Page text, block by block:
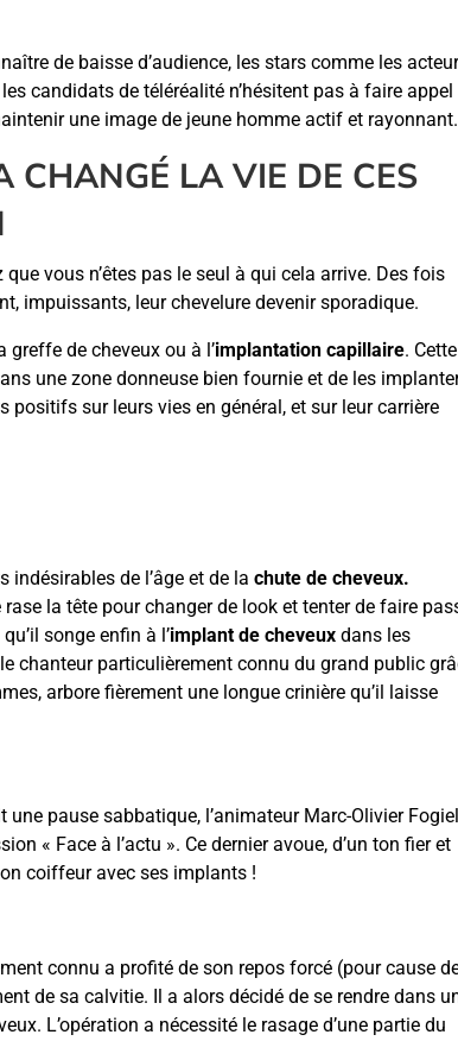
de baisse d’audience, les stars comme les
candidats de téléréalité n’hésitent pas à faire appel
une image de jeune homme actif et rayonnant.
CHANGÉ LA VIE DE CES
vous n’êtes pas le seul à qui cela arrive. Des fois
impuissants, leur chevelure devenir sporadique.
greffe de cheveux ou à l’implantation capillaire. Cette
une zone donneuse bien fournie et de les
sur leurs vies en général, et sur leur carrière
de l’âge et de la chute de cheveux.
la tête pour changer de look et tenter de faire
songe enfin à l’implant de cheveux dans les
chanteur particulièrement connu du grand public
arbore fièrement une longue crinière qu’il laisse
pause sabbatique, l’animateur Marc-Olivier
« Face à l’actu ». Ce dernier avoue, d’un ton fier et
coiffeur avec ses implants !
connu a profité de son repos forcé (pour cause
de sa calvitie. Il a alors décidé de se rendre dans
L’opération a nécessité le rasage d’une partie du